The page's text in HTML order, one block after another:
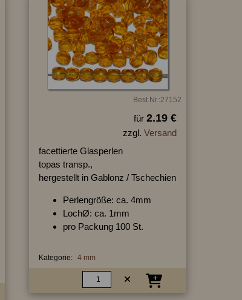
Best.Nr.:27152
für 2.19 €
zzgl. Versand
facettierte Glasperlen
topas transp.,
hergestellt in Gablonz / Tschechien
Perlengröße: ca. 4mm
LochØ: ca. 1mm
pro Packung 100 St.
Kategorie: 4 mm